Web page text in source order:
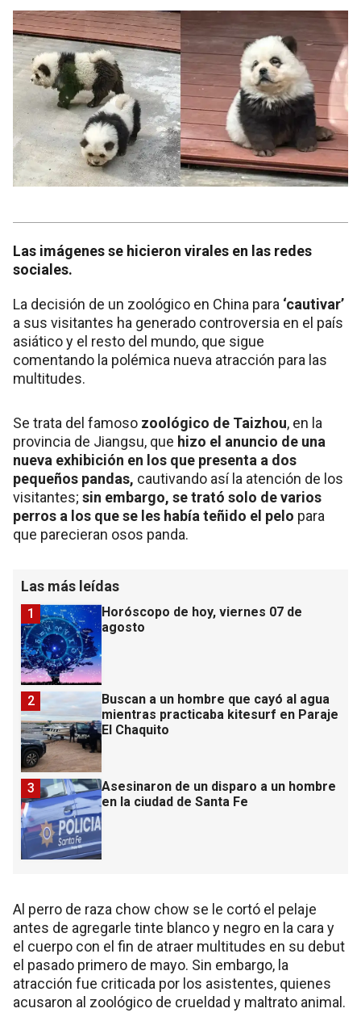
Las imágenes se hicieron virales en las redes
sociales.
La decisión de un zoológico en China para ‘cautivar’
a sus visitantes ha generado controversia en el país
asiático y el resto del mundo, que sigue
comentando la polémica nueva atracción para las
multitudes.
Se trata del famoso zoológico de Taizhou, en la
provincia de Jiangsu, que hizo el anuncio de una
nueva exhibición en los que presenta a dos
pequeños pandas, cautivando así la atención de los
visitantes; sin embargo, se trató solo de varios
perros a los que se les había teñido el pelo para
que parecieran osos panda.
Las más leídas
Horóscopo de hoy, viernes 07 de
agosto
1
Buscan a un hombre que cayó al agua
mientras practicaba kitesurf en Paraje
El Chaquito
2
Asesinaron de un disparo a un hombre
en la ciudad de Santa Fe
3
Al perro de raza chow chow se le cortó el pelaje
antes de agregarle tinte blanco y negro en la cara y
el cuerpo con el fin de atraer multitudes en su debut
el pasado primero de mayo. Sin embargo, la
atracción fue criticada por los asistentes, quienes
acusaron al zoológico de crueldad y maltrato animal.